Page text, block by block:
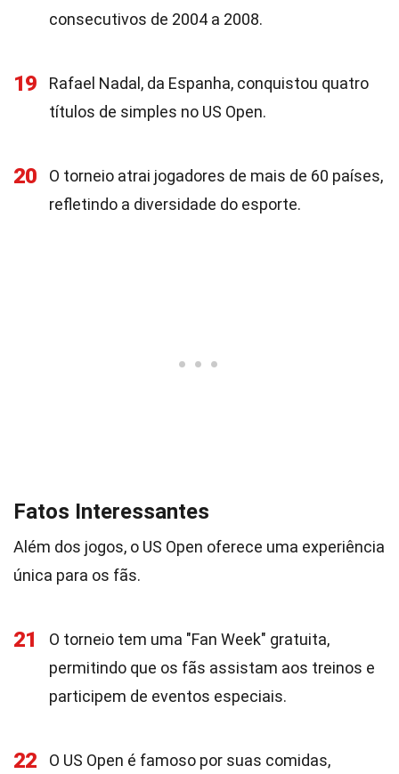
consecutivos de 2004 a 2008.
19
Rafael Nadal, da Espanha, conquistou quatro
títulos de simples no US Open.
20
O torneio atrai jogadores de mais de 60 países,
refletindo a diversidade do esporte.
Fatos Interessantes
Além dos jogos, o US Open oferece uma experiência
única para os fãs.
21
O torneio tem uma "Fan Week" gratuita,
permitindo que os fãs assistam aos treinos e
participem de eventos especiais.
22
O US Open é famoso por suas comidas,